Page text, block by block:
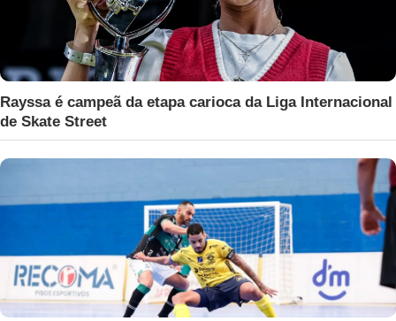
Rayssa é campeã da etapa carioca da Liga Internacional
de Skate Street